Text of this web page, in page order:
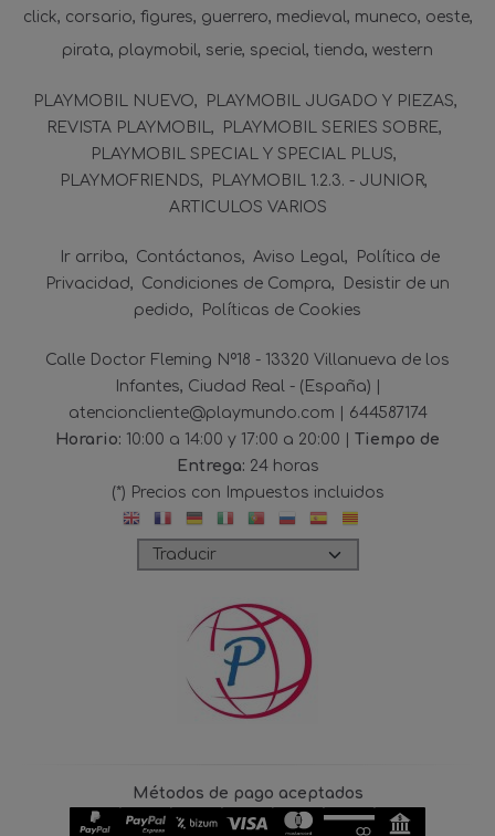
click corsario figures guerrero medieval muneco oeste
pirata playmobil serie special tienda western
PLAYMOBIL NUEVO
PLAYMOBIL JUGADO Y PIEZAS
REVISTA PLAYMOBIL
PLAYMOBIL SERIES SOBRE
PLAYMOBIL SPECIAL Y SPECIAL PLUS
PLAYMOFRIENDS
PLAYMOBIL 1.2.3. - JUNIOR
ARTICULOS VARIOS
Ir arriba Contáctanos Aviso Legal
Política de
Privacidad
Condiciones de Compra
Desistir de un
pedido
Políticas de Cookies
Calle Doctor Fleming Nº18 - 13320 Villanueva de los
Infantes, Ciudad Real - (España) |
atencioncliente@playmundo.com | 644587174
Horario: 10:00 a 14:00 y 17:00 a 20:00 | Tiempo de
Entrega: 24 horas
(*) Precios con Impuestos incluidos
Métodos de pago aceptados